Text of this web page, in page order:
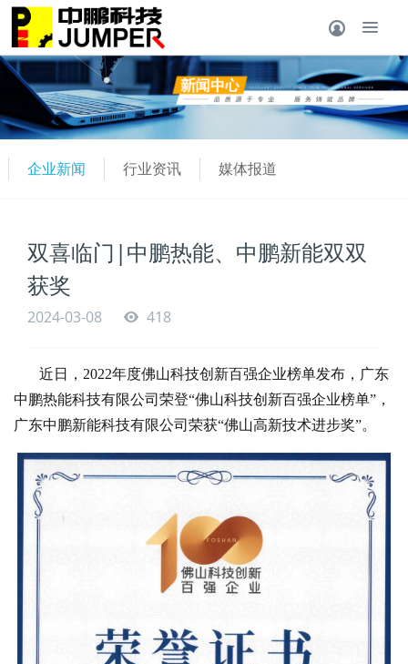
企业新闻 行业资讯 媒体报道
双喜临门|中鹏热能、中鹏新能双双
获奖
2024-03-08 418
近日， 2022年度佛山科技创新百强企业榜单发布 ， 广东
中鹏热能科技有限公司 荣登“佛山科技创新百强企业榜单” ，
广东中鹏新能科技有限公司荣获“佛山高新技术进步奖”。